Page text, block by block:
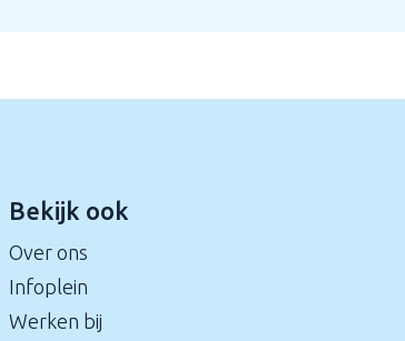
Bekijk ook
Over ons
Infoplein
Werken bij